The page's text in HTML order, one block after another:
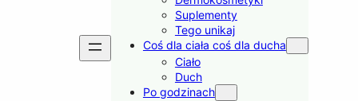
Suplementy
Tego unikaj
Coś dla ciała coś dla ducha
Ciało
Duch
Po godzinach